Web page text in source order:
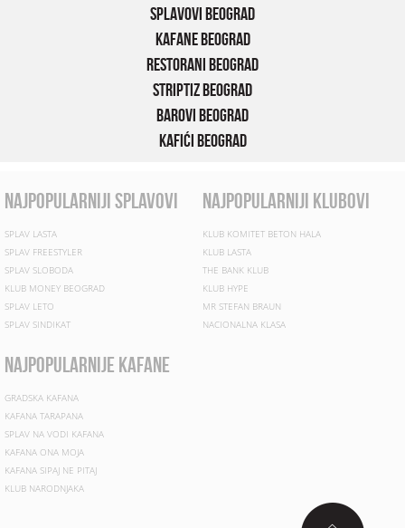
Splavovi Beograd
Kafane Beograd
Restorani Beograd
Striptiz Beograd
Barovi Beograd
Kafići Beograd
najpopularniji splavovi
SPLAV LASTA
SPLAV FREESTYLER
SPLAV SLOBODA
KLUB MONEY BEOGRAD
SPLAV LETO
SPLAV SINDIKAT
najpopularniji klubovi
KLUB KOMITET BETON HALA
KLUB LASTA
THE BANK KLUB
KLUB HYPE
MR STEFAN BRAUN
NACIONALNA KLASA
najpopularnije kafane
GRADSKA KAFANA
KAFANA TARAPANA
SPLAV NA VODI KAFANA
KAFANA ONA MOJA
KAFANA SIPAJ NE PITAJ
KLUB NARODNJAKA